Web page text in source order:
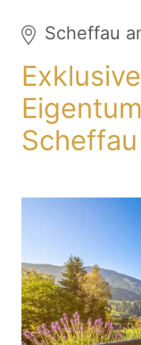
Scheffau
Scheffau